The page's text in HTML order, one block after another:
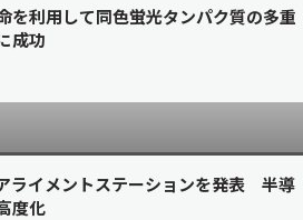
を利用して同色蛍光タンパク質の多重
成功
ライメントステーションを発表 半導
度化